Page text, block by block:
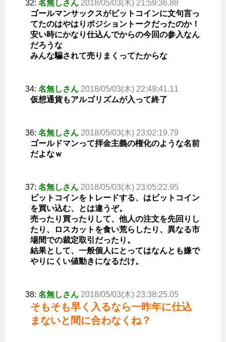
32: 名無しさん 2018/05/03(木) 21:59:36.88
ゴールマンサックスがビットコインに文句言っ
てたのはやはりポジショントークだったのか！
安い時にかなり仕込んでからの今回の参入なん
だろうな
みんな騙されて売りまくってたからな
34: 名無しさん 2018/05/03(木) 22:49:41.11
仮想通貨もアルゴリズムが入って終了
36: 名無しさん 2018/05/03(木) 23:02:19.79
ゴールドマンって拝金主義の権化のような名前
だよなｗ
37: 名無しさん 2018/05/03(木) 23:05:22.95
ビットコインをトレードする、はビットコイン
を買い込む、とは違うぞ。
売ったり買ったりして、他人の注文を先回りし
たり、ロスカットを食い荒らしたり、異なる市
場間での裁定取引だったり。
結果として、一般個人にとってはなんとも嫌で
やりにくい値動きになるだけ。
38: 名無しさん 2018/05/03(木) 23:38:25.05
そもそも早く入るなら一昨年に仕込
まないと間に合わなくね？